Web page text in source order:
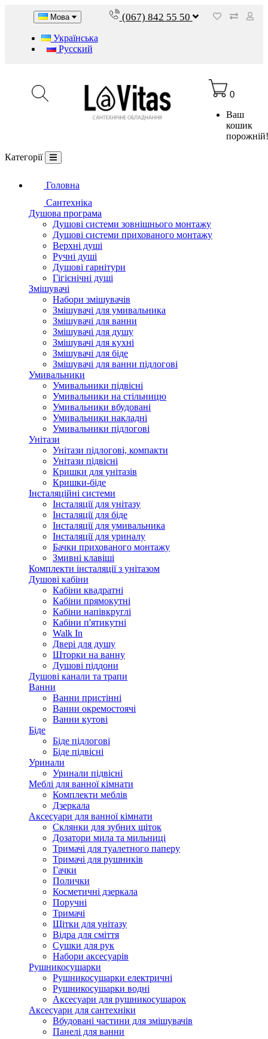
Мова
Українська
Русский
(067) 842 55 50
0
Ваш
кошик
Категорії
Головна
Сантехніка
Душова програма
Душові системи зовнішнього монтажу
Душові системи прихованого монтажу
Верхні душі
Ручні душі
Душові гарнітури
Гігієнічні душі
Змішувачі
Набори змішувачів
Змішувачі для умивальника
Змішувачі для ванни
Змішувачі для душу
Змішувачі для кухні
Змішувачі для біде
Змішувачі для ванни підлогові
Умивальники
Умивальники підвісні
Умивальники на стільницю
Умивальники вбудовані
Умивальники накладні
Умивальники підлогові
Унітази
Унітази підлогові, компакти
Унітази підвісні
Кришки для унітазів
Кришки-біде
Інсталяційні системи
Інсталяції для унітазу
Інсталяції для біде
Інсталяції для умивальника
Інсталяції для уриналу
Бачки прихованого монтажу
Змивні клавіші
Комплекти інсталяції з унітазом
Душові кабіни
Кабіни квадратні
Кабіни прямокутні
Кабіни напівкруглі
Кабіни п'ятикутні
Walk In
Двері для душу
Шторки на ванну
Душові піддони
Душові канали та трапи
Ванни
Ванни пристінні
Ванни окремостоячі
Ванни кутові
Біде
Біде підлогові
Біде підвісні
Уринали
Уринали підвісні
Меблі для ванної кімнати
Комплекти меблів
Дзеркала
Аксесуари для ванної кімнати
Склянки для зубних щіток
Дозатори мила та мильниці
Тримачі для туалетного паперу
Тримачі для рушників
Гачки
Полички
Косметичні дзеркала
Поручні
Тримачі
Щітки для унітазу
Відра для сміття
Сушки для рук
Набори аксесуарів
Рушникосушарки
Рушникосушарки електричні
Рушникосушарки водні
Аксесуари для рушникосушарок
Аксесуари для сантехніки
Вбудовані частини для змішувачів
Панелі для ванни